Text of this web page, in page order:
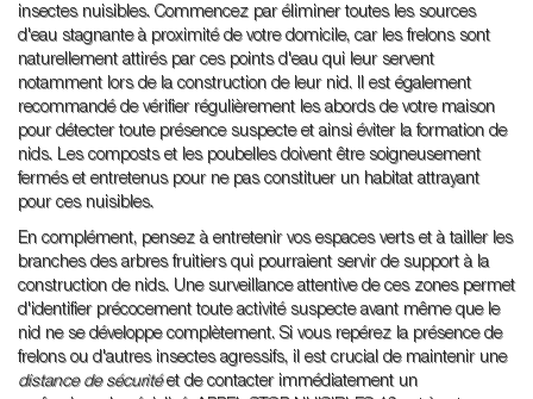
insectes nuisibles. Commencez par éliminer toutes les sources
d'eau stagnante à proximité de votre domicile, car les frelons sont
naturellement attirés par ces points d'eau qui leur servent
notamment lors de la construction de leur nid. Il est également
recommandé de vérifier régulièrement les abords de votre maison
pour détecter toute présence suspecte et ainsi éviter la formation de
nids. Les composts et les poubelles doivent être soigneusement
fermés et entretenus pour ne pas constituer un habitat attrayant
pour ces nuisibles.
En complément, pensez à entretenir vos espaces verts et à tailler les
branches des arbres fruitiers qui pourraient servir de support à la
construction de nids. Une surveillance attentive de ces zones permet
d'identifier précocement toute activité suspecte avant même que le
nid ne se développe complètement. Si vous repérez la présence de
frelons ou d'autres insectes agressifs, il est crucial de maintenir une
distance de sécuritéet de contacter immédiatement un